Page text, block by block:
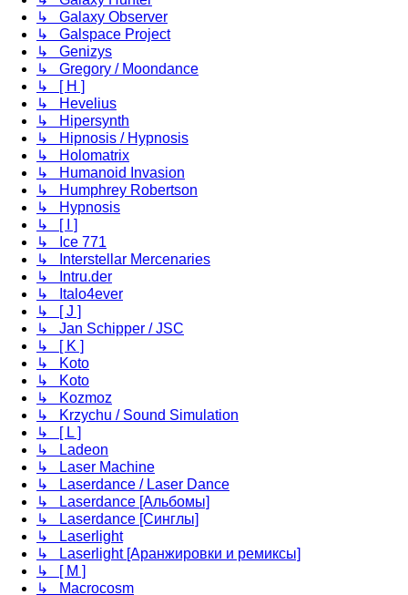
↳ Galaxy Observer
↳ Galspace Project
↳ Genizys
↳ Gregory / Moondance
↳ [ H ]
↳ Hevelius
↳ Hipersynth
↳ Hipnosis / Hypnosis
↳ Holomatrix
↳ Humanoid Invasion
↳ Humphrey Robertson
↳ Hypnosis
↳ [ I ]
↳ Ice 771
↳ Interstellar Mercenaries
↳ Intru.der
↳ Italo4ever
↳ [ J ]
↳ Jan Schipper / JSC
↳ [ K ]
↳ Koto
↳ Koto
↳ Kozmoz
↳ Krzychu / Sound Simulation
↳ [ L ]
↳ Ladeon
↳ Laser Machine
↳ Laserdance / Laser Dance
↳ Laserdance [Альбомы]
↳ Laserdance [Синглы]
↳ Laserlight
↳ Laserlight [Аранжировки и ремиксы]
↳ [ M ]
↳ Macrocosm